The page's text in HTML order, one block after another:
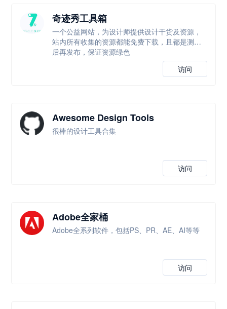
奇迹秀工具箱
一个公益网站，为设计师提供设计干货及资源，
站内所有收集的资源都能免费下载，且都是测试
后再发布，保证资源绿色
访问
Awesome Design Tools
很棒的设计工具合集
访问
Adobe全家桶
Adobe全系列软件，包括PS、PR、AE、AI等等
访问